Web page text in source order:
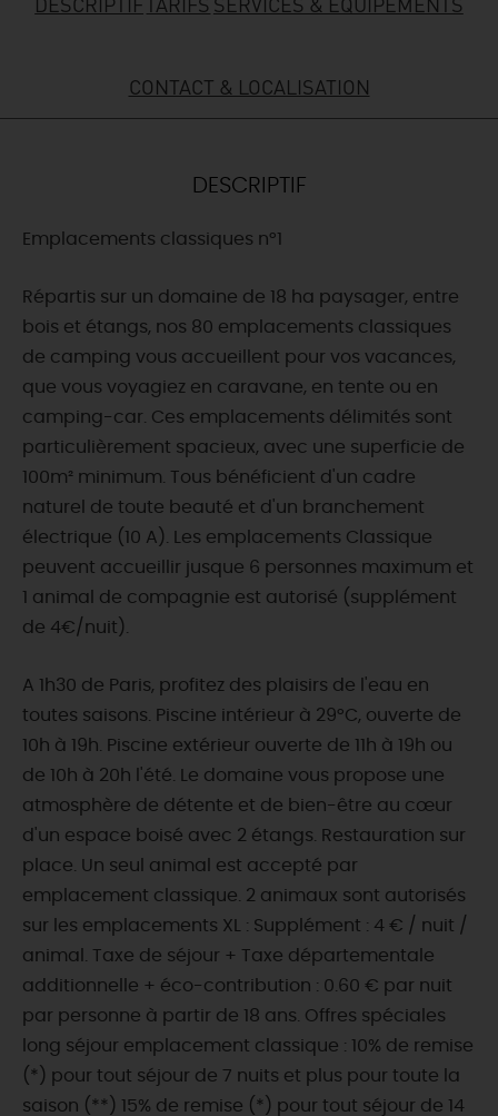
CE WEEK-END
TOUT L'AGENDA
CONTACT & LOCALISATION
DESCRIPTIF
Emplacements classiques n°1
Répartis sur un domaine de 18 ha paysager, entre
bois et étangs, nos 80 emplacements classiques
de camping vous accueillent pour vos vacances,
que vous voyagiez en caravane, en tente ou en
camping-car. Ces emplacements délimités sont
particulièrement spacieux, avec une superficie de
100m² minimum. Tous bénéficient d'un cadre
naturel de toute beauté et d'un branchement
électrique (10 A). Les emplacements Classique
peuvent accueillir jusque 6 personnes maximum et
1 animal de compagnie est autorisé (supplément
de 4€/nuit).
A 1h30 de Paris, profitez des plaisirs de l'eau en
toutes saisons. Piscine intérieur à 29°C, ouverte de
10h à 19h. Piscine extérieur ouverte de 11h à 19h ou
de 10h à 20h l'été. Le domaine vous propose une
atmosphère de détente et de bien-être au cœur
d'un espace boisé avec 2 étangs. Restauration sur
place. Un seul animal est accepté par
emplacement classique. 2 animaux sont autorisés
sur les emplacements XL : Supplément : 4 € / nuit /
animal. Taxe de séjour + Taxe départementale
additionnelle + éco-contribution : 0.60 € par nuit
par personne à partir de 18 ans. Offres spéciales
long séjour emplacement classique : 10% de remise
(*) pour tout séjour de 7 nuits et plus pour toute la
saison (**) 15% de remise (*) pour tout séjour de 14